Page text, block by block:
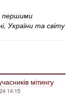
першими
України та світу
мітингу
14:15